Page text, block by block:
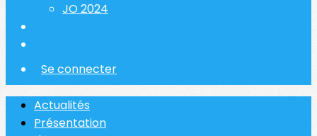
JO 2024
Se connecter
Actualités
Présentation